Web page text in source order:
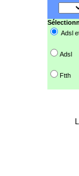
Adsl
Adsl
Ftth